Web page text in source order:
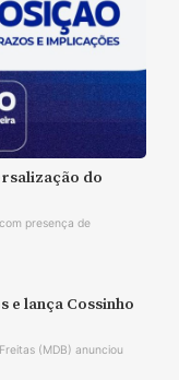
do
presença de
e lança Cossinho
(MDB) anunciou